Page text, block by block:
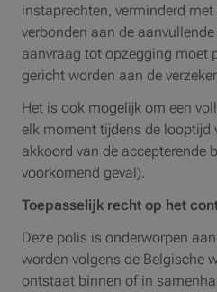
instaprechten, verminderd
verbonden aan de
aanvraag tot opzegging moet
gericht worden aan de
Het is ook mogelijk om een
elk moment tijdens de looptijd
akkoord van de accepterende
voorkomend geval).
Toepasselijk recht op het
Deze polis is onderworpen
worden volgens de Belgische
ontstaat binnen of in